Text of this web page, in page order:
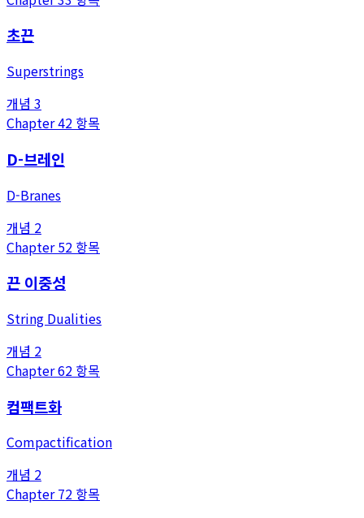
초끈
Superstrings
개념 3
Chapter42 항목
D-브레인
D-Branes
개념 2
Chapter52 항목
끈 이중성
String Dualities
개념 2
Chapter62 항목
컴팩트화
Compactification
개념 2
Chapter72 항목